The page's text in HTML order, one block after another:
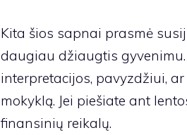
Kita šios sapnai prasmė
daugiau džiaugtis
interpretacijos, pavyzdžiui,
mokyklą. Jei piešiate ant
finansinių reikalų.